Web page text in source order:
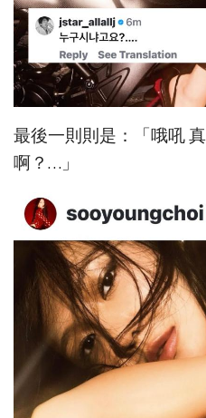
最後一則則是：「哦吼
啊？…」